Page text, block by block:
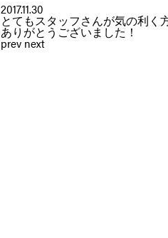
2017.11.30
とてもスタッフさんが気の利く
ありがとうございました！
prevnext